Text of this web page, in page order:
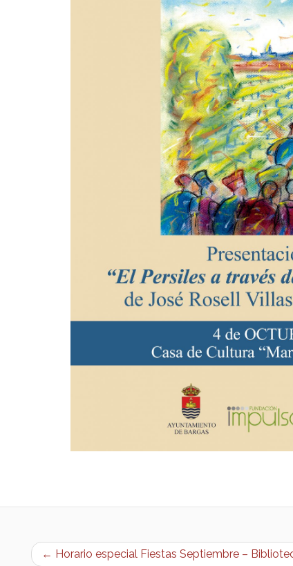
← Horario especial Fiestas Septiembre –